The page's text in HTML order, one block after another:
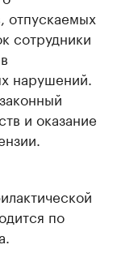
отпускаемых
сотрудники
нарушений.
и оказание
по